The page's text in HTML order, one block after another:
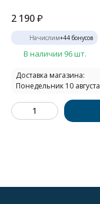
2 190₽
Начислим+44 бонусов
В наличии 96 шт.
Доставка магазина:
Понедельник 10 августа